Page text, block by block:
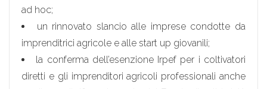
ad hoc;
un rinnovato slancio alle imprese condotte da
imprenditrici agricole e alle start up giovanili;
la conferma dell’esenzione Irpef per i coltivatori
diretti e gli imprenditori agricoli professionali anche